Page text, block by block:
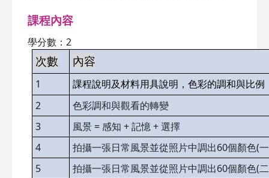
課程內容
學分數：2
次數 內容
1 課程說明及材料用具說明，色彩的調和與比例
2
色彩調和與觀看的轉變
3
風景 = 感知 + 記憶 + 選擇
4
拍攝一張日常風景並從照片中調出60個顏色(
5
拍攝一張日常風景並從照片中調出60個顏色(